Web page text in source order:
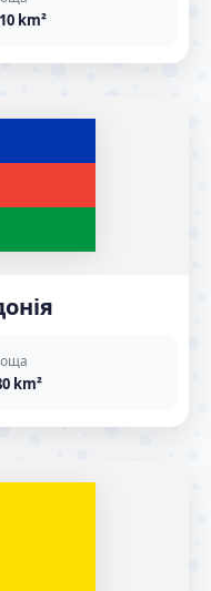
km²
km²